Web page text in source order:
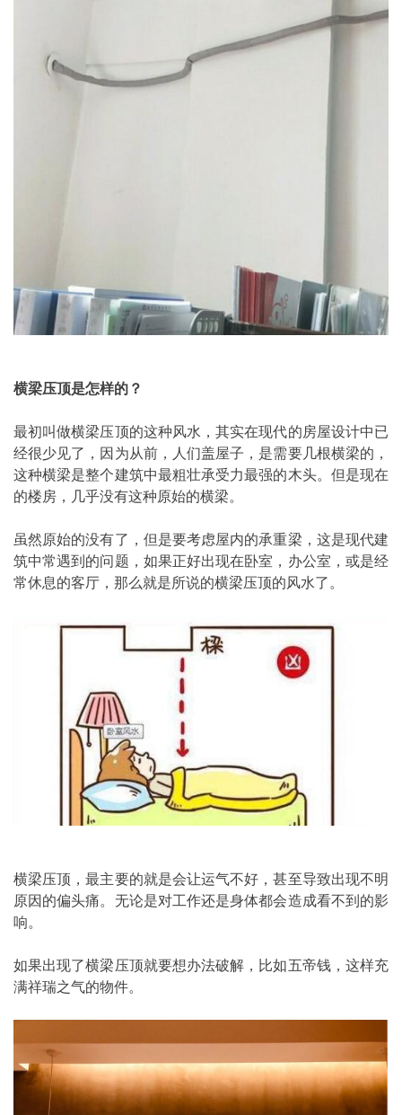
横梁压顶是怎样的？
最初叫做横梁压顶的这种风水，其实在现代的房屋设计中已
经很少见了，因为从前，人们盖屋子，是需要几根横梁的，
这种横梁是整个建筑中最粗壮承受力最强的木头。但是现在
的楼房，几乎没有这种原始的横梁。
虽然原始的没有了，但是要考虑屋内的承重梁，这是现代建
筑中常遇到的问题，如果正好出现在卧室，办公室，或是经
常休息的客厅，那么就是所说的横梁压顶的风水了。
横梁压顶，最主要的就是会让运气不好，甚至导致出现不明
原因的偏头痛。无论是对工作还是身体都会造成看不到的影
响。
如果出现了横梁压顶就要想办法破解，比如五帝钱，这样充
满祥瑞之气的物件。